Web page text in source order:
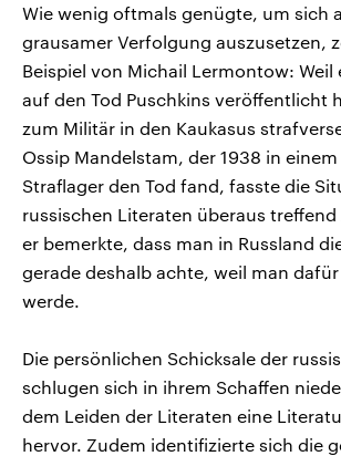
Wie wenig oftmals genügte, um sich
grausamer Verfolgung auszusetzen,
Beispiel von Michail Lermontow: Weil
auf den Tod Puschkins veröffentlicht
zum Militär in den Kaukasus
Ossip Mandelstam, der 1938 in
Straflager den Tod fand, fasste die
russischen Literaten überaus treffend
er bemerkte, dass man in Russland
gerade deshalb achte, weil man
werde.
Die persönlichen Schicksale der
schlugen sich in ihrem Schaffen
dem Leiden der Literaten eine
hervor. Zudem identifizierte sich die